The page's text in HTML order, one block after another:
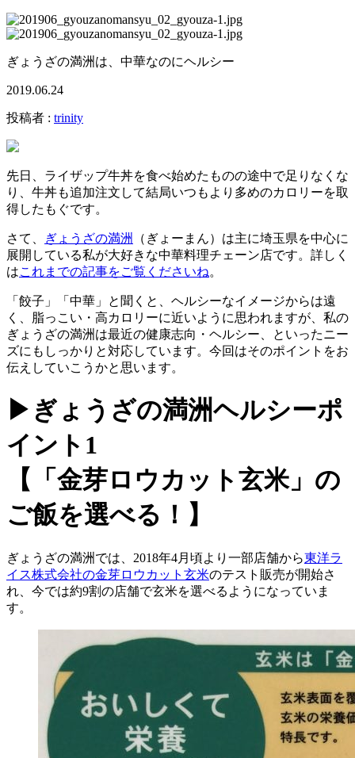
ぎょうざの満洲は、中華なのにヘルシー
2019.06.24
投稿者 : trinity
先日、ライザップ牛丼を食べ始めたものの途中で足りなくな
り、牛丼も追加注文して結局いつもより多めのカロリーを取
得したもぐです。
さて、 ぎょうざの満洲
（ぎょーまん）は主に埼玉県を中心に
展開している私が大好きな中華料理チェーン店です。詳しく
はこれまでの記事をご覧くださいね。
「餃子」「中華」と聞くと、ヘルシーなイメージからは遠
く、脂っこい・高カロリーに近いように思われますが、私の
ぎょうざの満洲は最近の健康志向・ヘルシー、といったニー
ズにもしっかりと対応しています。今回はそのポイントをお
伝えしていこうかと思います。
▶ぎょうざの満洲ヘルシーポ
イント1
【「金芽ロウカット玄米」の
ご飯を選べる！】
ぎょうざの満洲では、2018年4月頃より一部店舗から東洋ラ
イス株式会社の金芽ロウカット玄米のテスト販売が開始さ
れ、今では約9割の店舗で玄米を選べるようになっていま
す。